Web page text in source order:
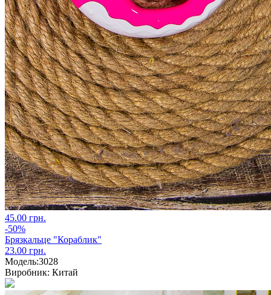
45.00 грн.
-50%
Брязкальце "Кораблик"
23.00 грн.
Модель:3028
Виробник: Китай